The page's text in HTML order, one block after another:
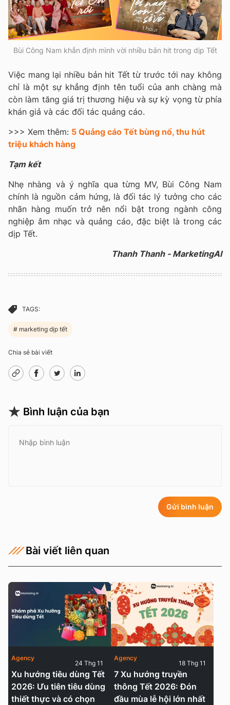
Bùi Công Nam khẳn định mình vời nhiều bản hit trong dịp Tết
Việc mang lại nhiều bản hit Tết từ trước tới nay không
chỉ là một sự khẳng định tên tuổi của anh chàng mà
còn làm tăng giá trị thương hiệu và sự kỳ vọng từ phía
khán giả và các đối tác quảng cáo.
>>> Xem thêm: 5 Quảng cáo Tết bùng nổ, thu hút
triệu khách hàng
Tạm kết
Nhẹ nhàng và ý nghĩa qua từng MV, Bùi Công Nam
chính là nguồn cảm hứng, là đối tác lý tưởng cho các
nhãn hàng muốn trở nên nổi bật trong ngành công
nghiệp âm nhạc và quảng cáo, đặc biệt là trong các
dịp Tết.
Thanh Thanh - MarketingAI
TAGS:
marketing dịp tết
Chia sẻ bài viết
Bình luận của bạn
Gửi bình luận
Bài viết liên quan
Xu hướng tiêu dùng Tết
2026: Ưu tiên tiêu dùng
thiết thực và có chọn
Agency
24 Thg 11
7 Xu hướng truyền
thông Tết 2026: Đón
đầu mùa lễ hội lớn nhất
Agency
18 Thg 11